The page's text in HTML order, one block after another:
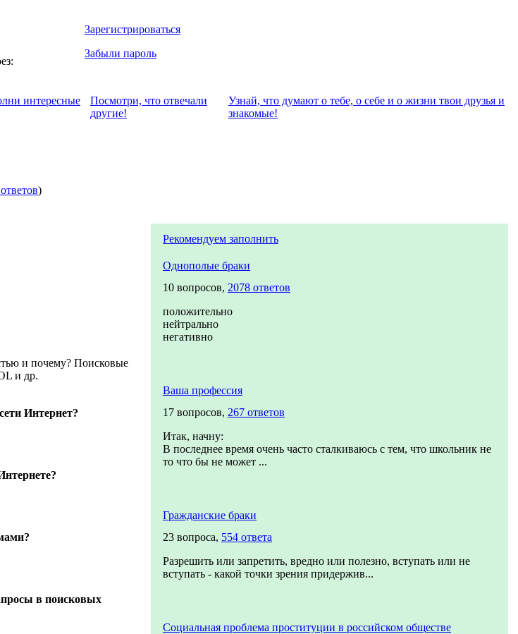
Зарегистрироваться
Забыли пароль
интересные
Посмотри, что отвeчали
другие!
Узнай, что думают о тебе, о себе и о жизни твои друзья и
знакомые!
)
и почему? Поисковые
и др.
Интернет?
в поисковых
Рекомендуем заполнить
Однополые браки
10 вопросов, 2078 ответов
положительно
нейтрально
негативно
Ваша профессия
17 вопросов, 267 ответов
Итак, начну:
В последнее время очень часто сталкиваюсь с тем, что школьник не
то что бы не может ...
Гражданские браки
23 вопроса, 554 ответа
Разрешить или запретить, вредно или полезно, вступать или не
вступать - какой точки зрения придержив...
Социальная проблема проституции в российском обществе